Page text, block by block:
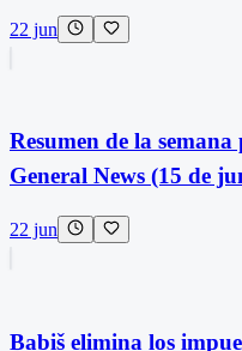
22 jun
Resumen de la semana
General News (15 de
22 jun
Babiš elimina los